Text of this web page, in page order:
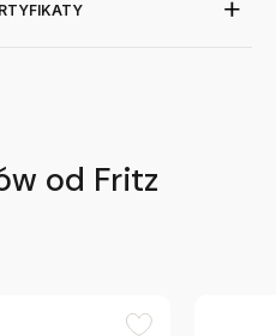
od Fritz